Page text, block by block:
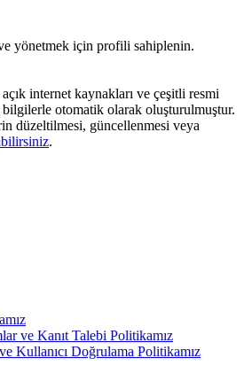
yönetmek için profili sahiplenin.
internet kaynakları ve çeşitli resmi
otomatik olarak oluşturulmuştur.
düzeltilmesi, güncellenmesi veya
.
ve Kanıt Talebi Politikamız
Kullanıcı Doğrulama Politikamız